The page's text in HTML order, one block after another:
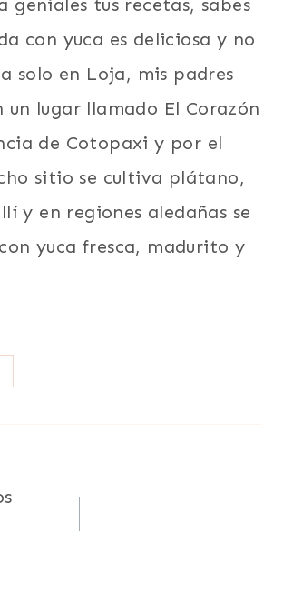
geniales tus recetas, sabes
con yuca es deliciosa y no
solo en Loja, mis padres
un lugar llamado El Corazón
de Cotopaxi y por el
sitio se cultiva plátano,
y en regiones aledañas se
yuca fresca, madurito y